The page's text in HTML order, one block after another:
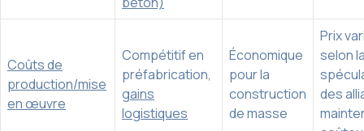
Coûts de
production/mise
en œuvre
Compétitif en
préfabrication,
gains
logistiques
Économique
pour la
construction
de masse
Prix
selon
des